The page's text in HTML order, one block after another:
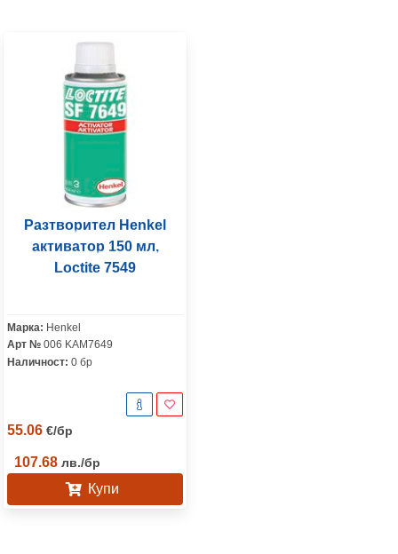
Разтворител Henkel
активатор 150 мл,
Loctite 7549
Марка: Henkel
Арт № 006 KAM7649
Наличност: 0 бр
55.06 €/бр
107.68 лв./бр
Купи